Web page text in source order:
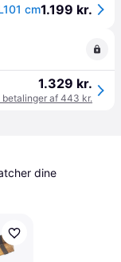
cm1.199 kr.
1.329 kr.
betalinger af 443 kr.
dine